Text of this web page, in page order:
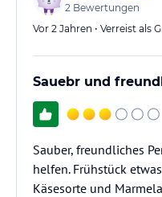
2 Bewertungen
Vor 2 Jahren • Verreist als
Sauebr und
Sauber, freundliches
helfen. Frühstück
Käsesorte und